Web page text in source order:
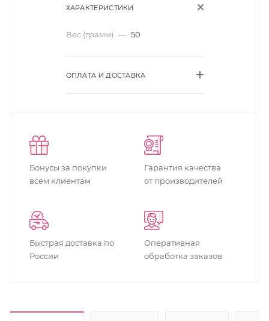
ХАРАКТЕРИСТИКИ
Вес (грамм) — 50
ОПЛАТА И ДОСТАВКА
Бонусы за покупки
всем клиентам
Гарантия качества
от производителей
Быстрая доставка по
России
Оперативная
обработка заказов